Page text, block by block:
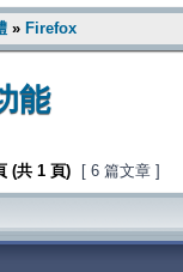
» Firefox
能
(共 1 頁) [ 6 篇文章 ]